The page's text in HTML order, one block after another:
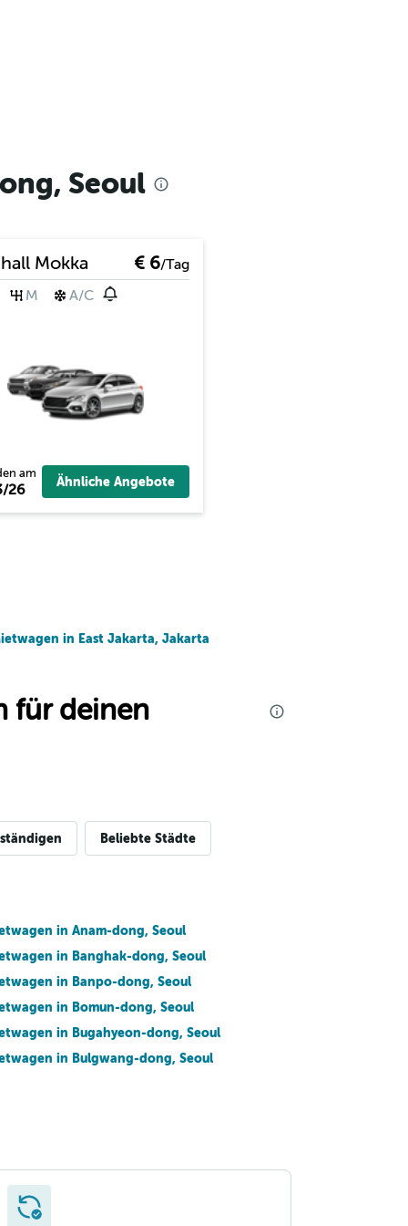
Seoul
Mokka € 6/Tag
M
A/C
am
26 Ähnliche Angebote
in East Jakarta, Jakarta
für deinen
Beliebte Städte
in Anam-dong, Seoul
in Banghak-dong, Seoul
in Banpo-dong, Seoul
in Bomun-dong, Seoul
in Bugahyeon-dong, Seoul
in Bulgwang-dong, Seoul